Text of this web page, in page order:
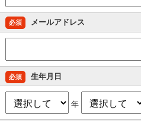
必須 メールアドレス
必須 生年月日
年